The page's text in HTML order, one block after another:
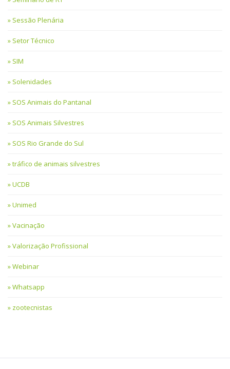
Sessão Plenária
Setor Técnico
SIM
Solenidades
SOS Animais do Pantanal
SOS Animais Silvestres
SOS Rio Grande do Sul
tráfico de animais silvestres
UCDB
Unimed
Vacinação
Valorização Profissional
Webinar
Whatsapp
zootecnistas